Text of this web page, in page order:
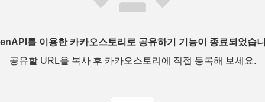
를 이용한 카카오스토리로 공유하기 기능이 종료되었습
공유할 URL을 복사 후 카카오스토리에 직접 등록해 보세요.